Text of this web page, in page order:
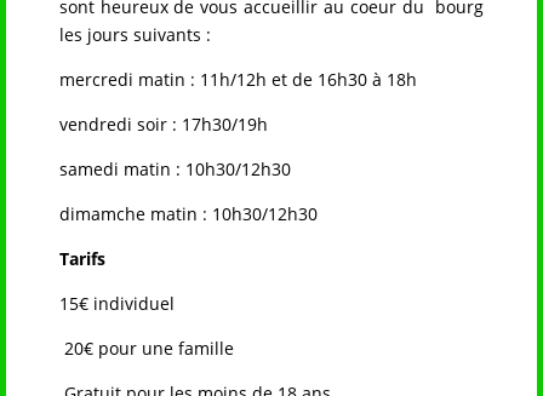
sont heureux de vous accueillir au coeur du bourg
les jours suivants :
mercredi matin : 11h/12h et de 16h30 à 18h
vendredi soir : 17h30/19h
samedi matin : 10h30/12h30
dimamche matin : 10h30/12h30
Tarifs
15€ individuel
20€ pour une famille